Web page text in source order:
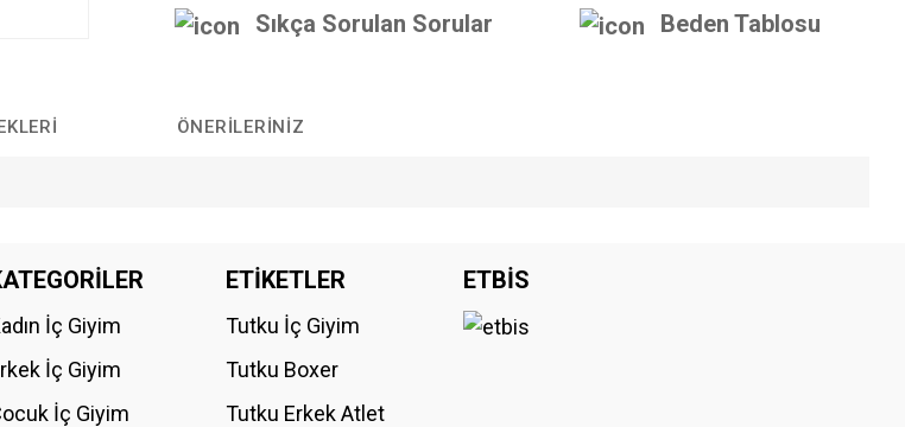
Sıkça Sorulan Sorular Beden Tablosu
ÖNERILERINIZ
Bu ürüne ilk yorumu siz yapın!
İç Giyim
İç Giyim
İç Giyim
ETİKETLER
Tutku İç Giyim
Tutku Boxer
Tutku Erkek Atlet
ETBİS